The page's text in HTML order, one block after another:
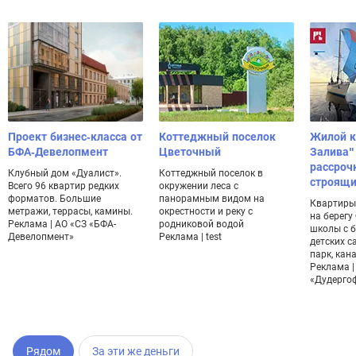
Проект бизнес-класса от
БФА-Девелопмент
Клубный дом «Дуалист».
Всего 96 квартир редких
форматов. Большие
метражи, террасы, камины.
Реклама | АО «СЗ «БФА-
Девелопмент»
Коттеджный поселок
Цветочный
Коттеджный поселок в
окружении леса с
панорамным видом на
окрестности и реку с
родниковой водой
Реклама | test
Жилой
Залива"
на
школы с
детских
парк,
Реклама
Рядом За эти же деньги